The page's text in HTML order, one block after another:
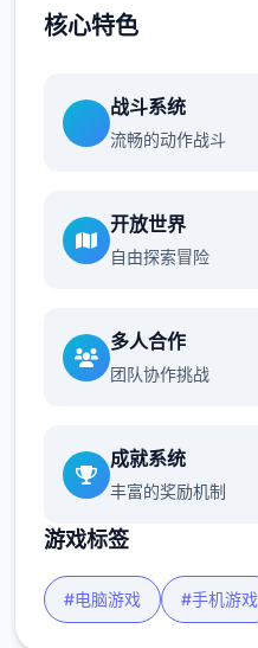
核心特色
战斗系统
流畅的动作战斗
开放世界
自由探索冒险
多人合作
团队协作挑战
成就系统
丰富的奖励机制
游戏标签
#电脑游戏 #手机游戏